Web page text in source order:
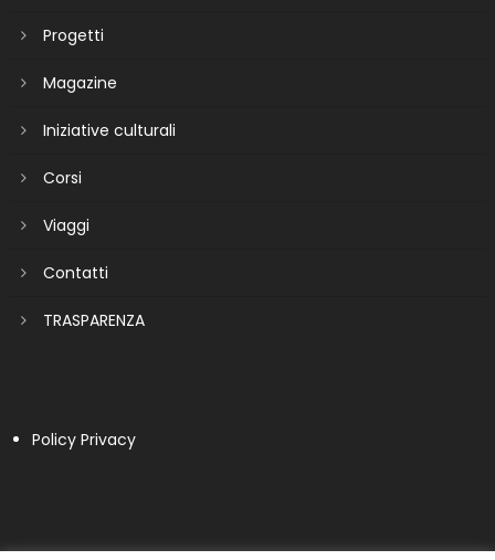
Progetti
Magazine
Iniziative culturali
Corsi
Viaggi
Contatti
TRASPARENZA
Policy Privacy